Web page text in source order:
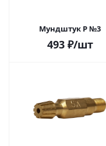
Мундштук P №3
493₽/шт